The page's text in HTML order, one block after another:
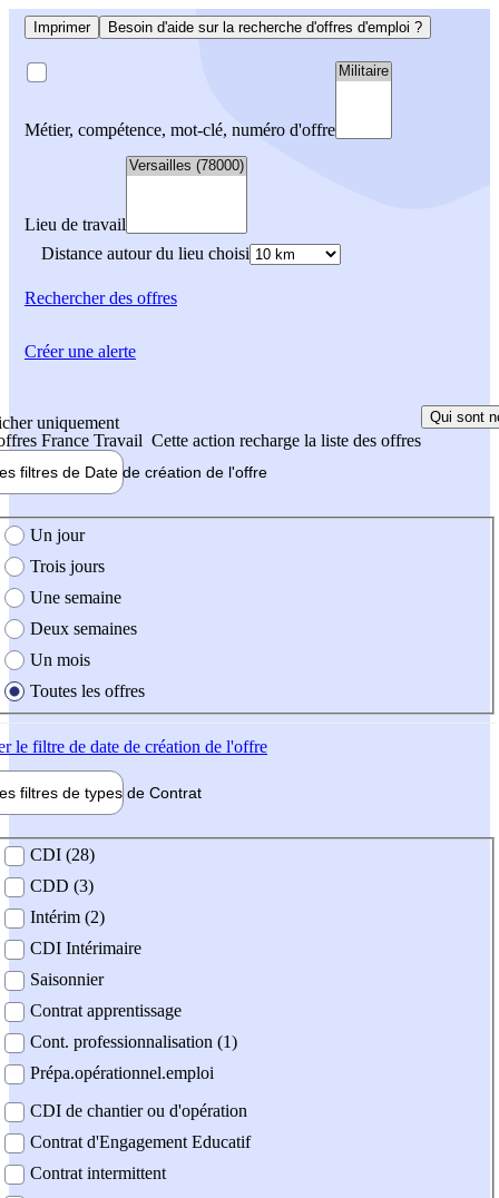
Imprimer Besoin d'aide sur la recherche d'offres d'emploi ?
Métier, compétence, mot-clé, numéro d'offre
Lieu de travail
Distance autour du lieu choisi
Rechercherdes offres
uniquement
France Travail Cette action recharge la liste des offres
Qui sont
filtres de Date de création de l'offre
création de l'offre
Un jour
Trois jours
Une semaine
Deux semaines
Un mois
Toutes les offres
le filtre de date de création de l'offre
filtres de types de Contrat
contrat
CDI (28)
CDD (3)
Intérim (2)
CDI Intérimaire
Saisonnier
Contrat apprentissage
Cont. professionnalisation (1)
Prépa.opérationnel.emploi
CDI de chantier ou d'opération
Contrat d'Engagement Educatif
Contrat intermittent
Créer une alerte